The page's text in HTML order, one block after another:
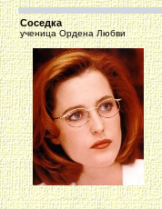
Соседка
ученица Ордена Любви